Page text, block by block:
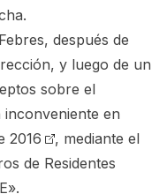
después de
y luego de un
sobre el
en
2016
, mediante el
de Residentes